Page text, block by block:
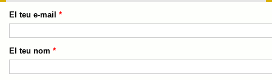
El teu e-mail *
El teu nom *